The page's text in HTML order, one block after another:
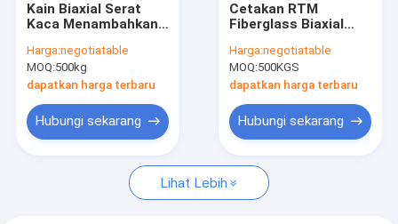
Kain Biaxial Serat
Kaca Menambahkan
Dengan Benang
Pakaian Untuk
Membentuk Combo
Harga:negotiatable
MOQ:500kg
dapatkan harga terbaru
Hubungi sekarang
Cetakan RTM
Fiberglass Biaxial
Harga:negotiatable
MOQ:500KGS
dapatkan harga terbaru
Hubungi sekarang
Lihat Lebih